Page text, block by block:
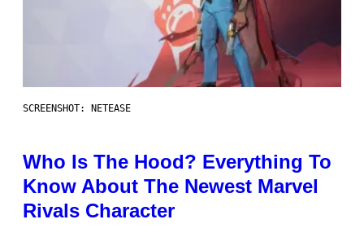
SCREENSHOT: NETEASE
Who Is The Hood? Everything To
Know About The Newest Marvel
Rivals Character